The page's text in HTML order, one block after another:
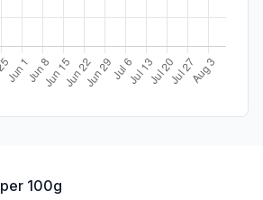
for 'Italiensk Salat med Skinke 180 g'
per 100g